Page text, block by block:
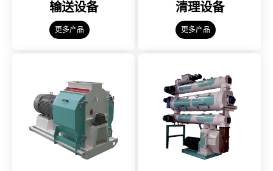
输送设备
更多产品
清理设备
更多产品